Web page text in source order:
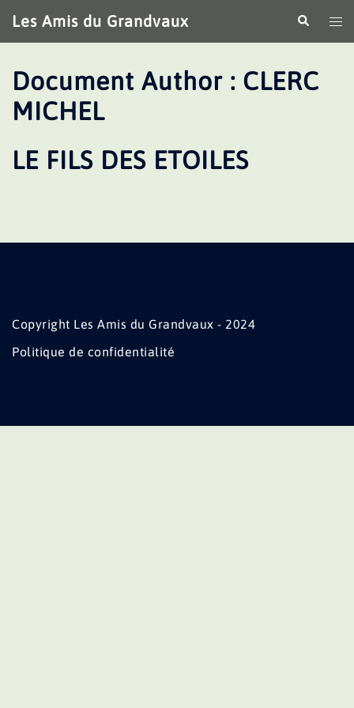
au
contenu
Les Amis du Grandvaux
le
Document Author : CLERC
MICHEL
LE FILS DES ETOILES
Copyright Les Amis du Grandvaux - 2024
Politique de confidentialité